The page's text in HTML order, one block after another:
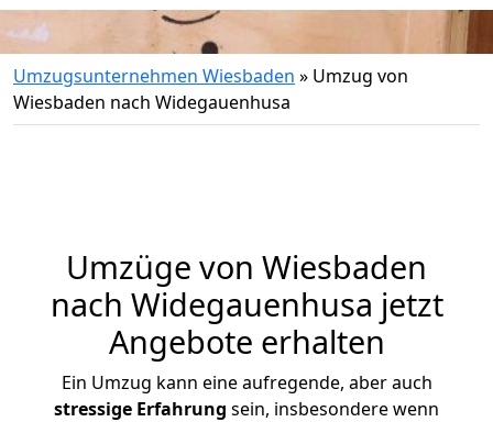
Umzugsunternehmen Wiesbaden » Umzug von
Wiesbaden nach Widegauenhusa
Umzüge von Wiesbaden
nach Widegauenhusa jetzt
Angebote erhalten
Ein Umzug kann eine aufregende, aber auch
stressige Erfahrung sein, insbesondere wenn